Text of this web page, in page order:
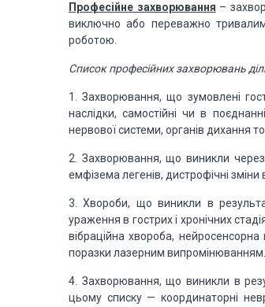
Професійне захворювання –
виключно або переважно
роботою.
Список професійних захворювань
1. Захворювання, що зумовлені
наслідки, самостійні чи в
нервової системи, органів дихання
2. Захворювання, що виникли через
емфізема легенів, дистрофічні зміни
3. Хвороби, що виникли в
ураження в гострих і хронічних
вібраційна хвороба, нейросенсорна
поразки лазерним випро­мінюванням.
4. Захворювання, що виникли в
цьому списку — координаторні